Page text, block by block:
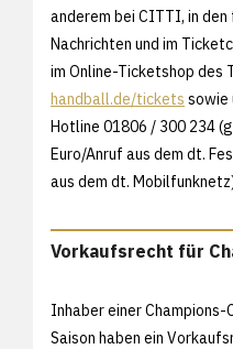
anderem bei CITTI, in
Nachrichten und im
im Online-Ticketshop des
handball.de/tickets sowie
Hotline 01806 / 300 234
Euro/Anruf aus dem dt.
aus dem dt.
Vorkaufsrecht für
Inhaber einer
Saison haben ein